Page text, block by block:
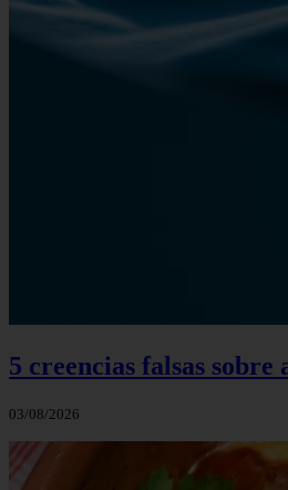
5 creencias falsas
03/08/2026